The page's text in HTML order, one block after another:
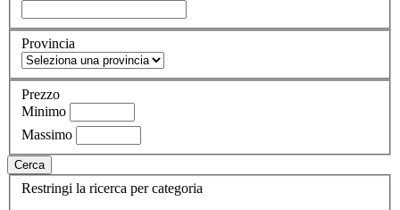
Provincia
Prezzo
Minimo
Massimo
Cerca
Restringi la ricerca per categoria